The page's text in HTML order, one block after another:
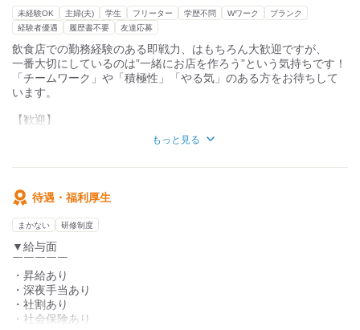
飲食店はチームワークが大切なので人柄があればスキルはついて
くると考えています
一緒に店作りができる最高の仲間との出会いを求め、今回求人を
させていただいております
・調理補助
・料理の盛付
など
未経験の方も活躍中！
１から丁寧に研修を行いますので
安心して勤務を開始できます♪
未経験OK 主婦(夫) 学生 フリーター 学歴不問 Wワーク
ブランク
経験者優遇
履歴書不要 友達応募
飲食店での勤務経験のある即戦力、はもちろん大歓迎ですが、
一番大切にしているのは”一緒にお店を作ろう”という気持ちです！
「チームワーク」や「積極性」「やる気」のある方をお待ちして
います。
【歓迎】
・ブランクのある方
・飲食店での勤務経験のある方
もっと見る
待遇・福利厚生
まかない 研修制度
▼給与面
￣￣￣￣￣
・昇給あり
・深夜手当あり
・社割あり
・社会保険あり